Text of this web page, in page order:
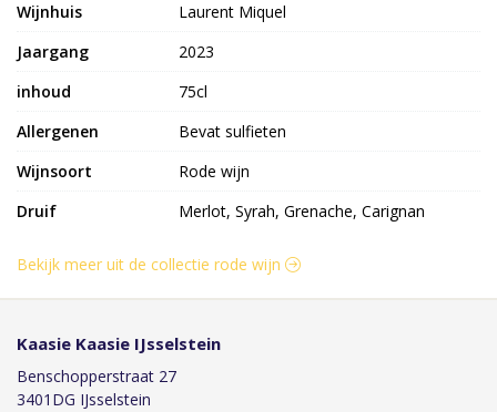
Wijnhuis
Laurent Miquel
Jaargang
2023
inhoud
75cl
Allergenen
Bevat sulfieten
Wijnsoort
Rode wijn
Druif
Merlot, Syrah, Grenache, Carignan
Bekijk meer uit de collectie rode wijn
Kaasie Kaasie IJsselstein
Benschopperstraat 27
3401DG IJsselstein